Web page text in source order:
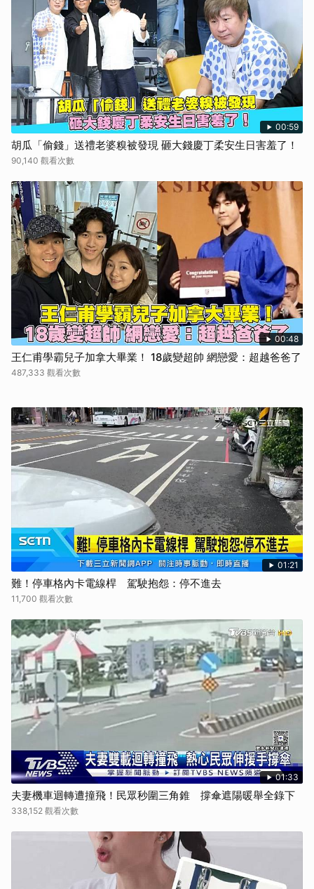
00:59
胡瓜「偷錢」送禮老婆糗被發現 砸大錢慶丁柔安生日害羞了！
90,140 觀看次數
00:48
王仁甫學霸兒子加拿大畢業！ 18歲變超帥 網戀愛：超越爸爸了
487,333 觀看次數
01:21
難！停車格內卡電線桿 駕駛抱怨：停不進去
11,700 觀看次數
01:33
夫妻機車迴轉遭撞飛！民眾秒圍三角錐 撐傘遮陽暖舉全錄下
338,152 觀看次數